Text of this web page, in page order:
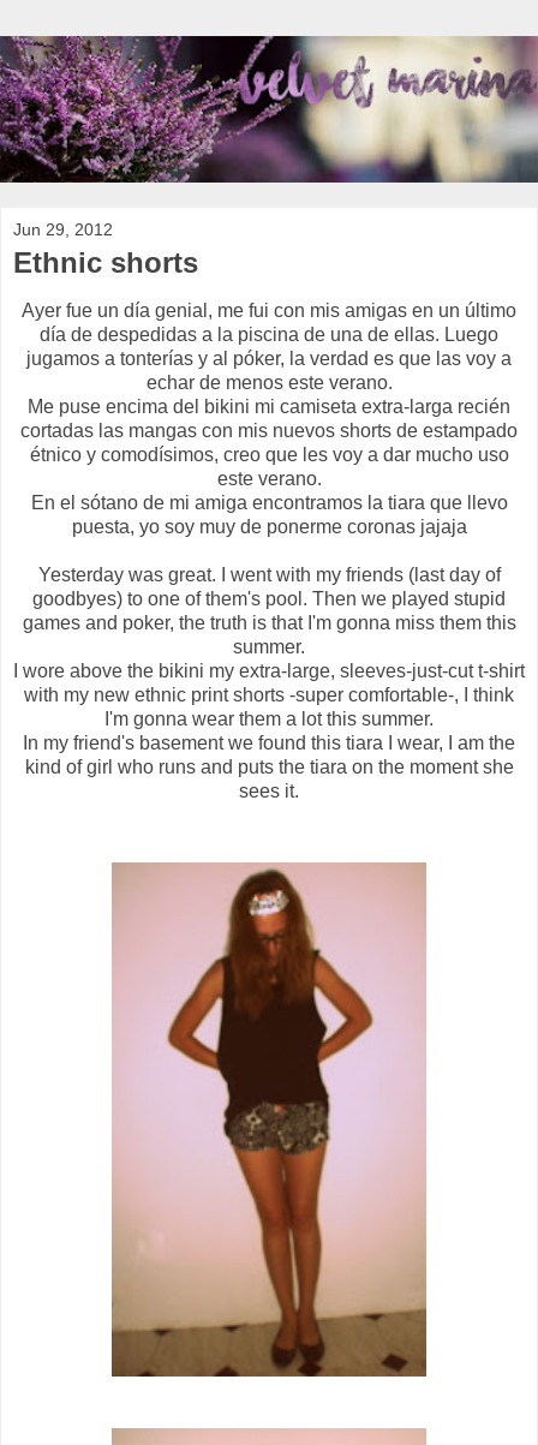
Jun 29, 2012
Ethnic shorts
Ayer fue un día genial, me fui con mis amigas en un último
día de despedidas a la piscina de una de ellas. Luego
jugamos a tonterías y al póker, la verdad es que las voy a
echar de menos este verano.
Me puse encima del bikini mi camiseta extra-larga recién
cortadas las mangas con mis nuevos shorts de estampado
étnico y comodísimos, creo que les voy a dar mucho uso
este verano.
En el sótano de mi amiga encontramos la tiara que llevo
puesta, yo soy muy de ponerme coronas jajaja
Yesterday was great. I went with my friends (last day of
goodbyes) to one of them's pool. Then we played stupid
games and poker, the truth is that I'm gonna miss them this
summer.
I wore above the bikini my extra-large, sleeves-just-cut t-shirt
with my new ethnic print shorts -super comfortable-, I think
I'm gonna wear them a lot this summer.
In my friend's basement we found this tiara I wear, I am the
kind of girl who runs and puts the tiara on the moment she
sees it.